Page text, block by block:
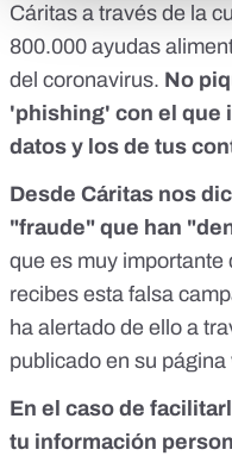
Cáritas a través de la
800.000 ayudas
del coronavirus. No
'phishing' con el que
datos y los de tus
Desde Cáritas nos
"fraude" que han
que es muy importante
recibes esta falsa
ha alertado de ello a
publicado en su página
En el caso de
tu información